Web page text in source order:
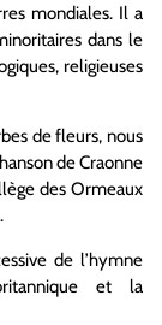
mondiales. Il a
dans le
religieuses
de fleurs, nous
de Craonne
des Ormeaux
de l’hymne
et la